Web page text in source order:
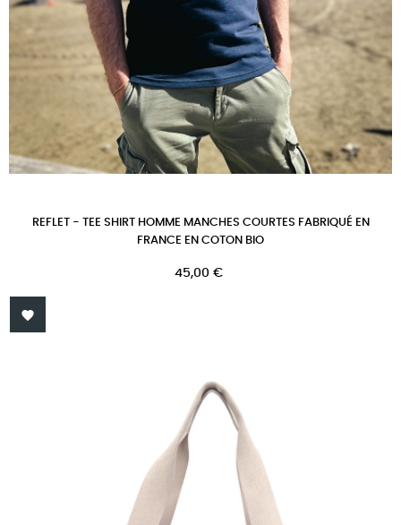
REFLET - TEE SHIRT HOMME MANCHES COURTES FABRIQUÉ EN
FRANCE EN COTON BIO
Prix
45,00 €
